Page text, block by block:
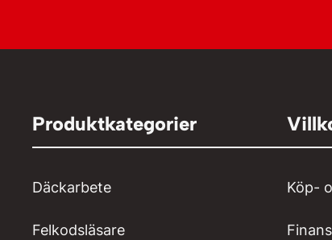
Produktkategorier
Däckarbete
Felkodsläsare
Köp-